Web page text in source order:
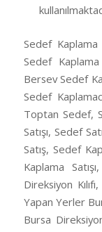
Sedef
Sedef
Bersev Sedef
Sedef
Toptan Sedef,
Satışı, Sedef
Satış, Sedef
Kaplama
Direksiyon
Yapan Yerler
Bursa